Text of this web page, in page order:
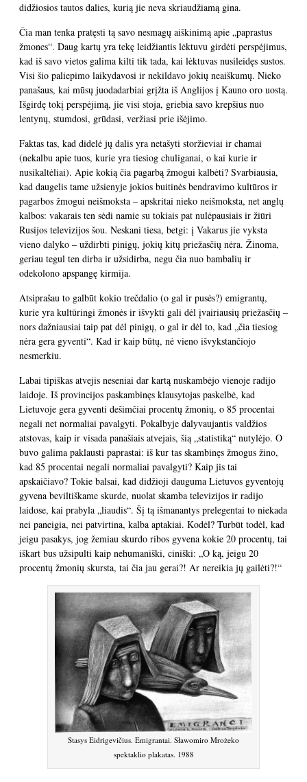
didžiosios tautos dalies, kurią jie neva skriaudžiamą gina.
Čia man tenka pratęsti tą savo nesmagų aiškinimą apie „paprastus
žmones“. Daug kartų yra tekę leidžiantis lėktuvu girdėti perspėjimus,
kad iš savo vietos galima kilti tik tada, kai lėktuvas nusileidęs sustos.
Visi šio paliepimo laikydavosi ir nekildavo jokių neaiškumų. Nieko
panašaus, kai mūsų juodadarbiai grįžta iš Anglijos į Kauno oro uostą.
Išgirdę tokį perspėjimą, jie visi stoja, griebia savo krepšius nuo
lentynų, stumdosi, grūdasi, veržiasi prie išėjimo.
Faktas tas, kad didelė jų dalis yra netašyti storžieviai ir chamai
(nekalbu apie tuos, kurie yra tiesiog chuliganai, o kai kurie ir
nusikaltėliai). Apie kokią čia pagarbą žmogui kalbėti? Svarbiausia,
kad daugelis tame užsienyje jokios buitinės bendravimo kultūros ir
pagarbos žmogui neišmoksta – apskritai nieko neišmoksta, net anglų
kalbos: vakarais ten sėdi namie su tokiais pat nulėpausiais ir žiūri
Rusijos televizijos šou. Neskani tiesa, betgi: į Vakarus jie vyksta
vieno dalyko – uždirbti pinigų, jokių kitų priežasčių nėra. Žinoma,
geriau tegul ten dirba ir užsidirba, negu čia nuo bambalių ir
odekolono apspangę kirmija.
Atsiprašau to galbūt kokio trečdalio (o gal ir pusės?) emigrantų,
kurie yra kultūringi žmonės ir išvykti gali dėl įvairiausių priežasčių –
nors dažniausiai taip pat dėl pinigų, o gal ir dėl to, kad „čia tiesiog
nėra gera gyventi“. Kad ir kaip būtų, nė vieno išvykstančiojo
nesmerkiu.
Labai tipiškas atvejis neseniai dar kartą nuskambėjo vienoje radijo
laidoje. Iš provincijos paskambinęs klausytojas paskelbė, kad
Lietuvoje gera gyventi dešimčiai procentų žmonių, o 85 procentai
negali net normaliai pavalgyti. Pokalbyje dalyvaujantis valdžios
atstovas, kaip ir visada panašiais atvejais, šią „statistiką“ nutylėjo. O
buvo galima paklausti paprastai: iš kur tas skambinęs žmogus žino,
kad 85 procentai negali normaliai pavalgyti? Kaip jis tai
apskaičiavo? Tokie balsai, kad didžioji dauguma Lietuvos gyventojų
gyvena beviltiškame skurde, nuolat skamba televizijos ir radijo
laidose, kai prabyla „liaudis“. Šį tą išmanantys prelegentai to niekada
nei paneigia, nei patvirtina, kalba aptakiai. Kodėl? Turbūt todėl, kad
jeigu pasakys, jog žemiau skurdo ribos gyvena kokie 20 procentų, tai
iškart bus užsipulti kaip nehumaniški, ciniški: „O ką, jeigu 20
procentų žmonių skursta, tai čia jau gerai?! Ar nereikia jų gailėti?!“
Stasys Eidrigevičius. Emigrantai. Sławomiro Mrożeko
spektaklio plakatas. 1988